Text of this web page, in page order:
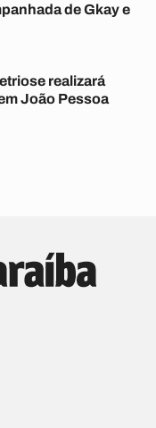
de Gkay e
realizará
João Pessoa